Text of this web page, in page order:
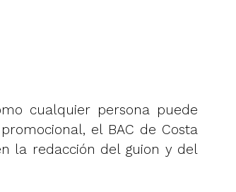
cualquier persona puede
el BAC de Costa
la redacción del guion y del